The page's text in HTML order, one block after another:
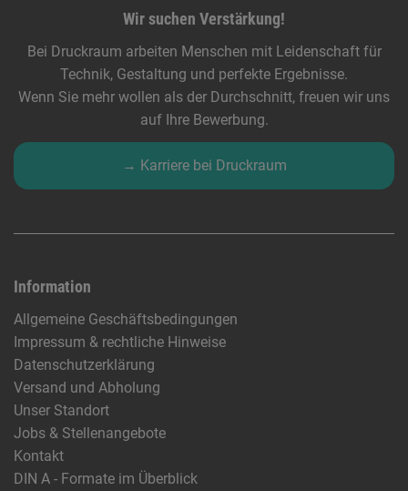
Wir suchen Verstärkung!
Bei Druckraum arbeiten Menschen mit Leidenschaft für
Technik, Gestaltung und perfekte Ergebnisse.
Wenn Sie mehr wollen als der Durchschnitt, freuen wir uns
auf Ihre Bewerbung.
→ Karriere bei Druckraum
Information
Allgemeine Geschäftsbedingungen
Impressum & rechtliche Hinweise
Datenschutzerklärung
Versand und Abholung
Unser Standort
Jobs & Stellenangebote
Kontakt
DIN A - Formate im Überblick